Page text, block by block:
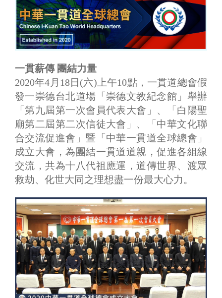
一貫薪傳 團結力量
​2020年4月18日(六)上午10點，一貫道總會假
發一崇德台北道場「崇德文教紀念館」舉辦
「第九屆第一次會員代表大會」、「白陽聖
廟第二屆第二次信徒大會」、「中華文化聯
合交流促進會」暨「中華一貫道全球總會」
成立大會，為團結一貫道道親，促進各組線
交流，共為十八代祖應運，道傳世界、渡眾
救劫、化世大同之理想盡一份最大心力。